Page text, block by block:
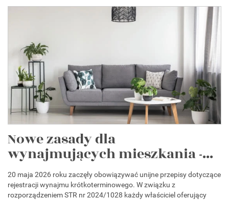
Nowe zasady dla
wynajmujących mieszkania -...
20 maja 2026 roku zaczęły obowiązywać unijne przepisy dotyczące
rejestracji wynajmu krótkoterminowego. W związku z
rozporządzeniem STR nr 2024/1028 każdy właściciel oferujący